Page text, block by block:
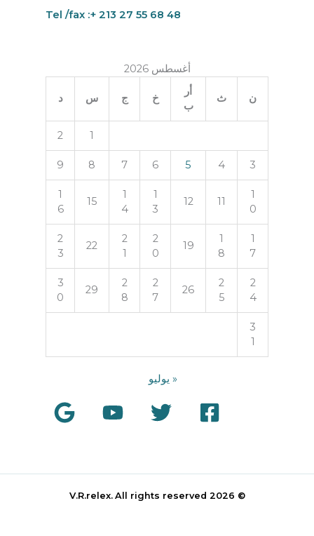
Tel /fax :+ 213 27 55 68 48
أغسطس 2026
ن ث
أر
ب
خ ج س د
1
2
3
4
5
6
7
8
9
1
0
11
12
1
3
1
4
15
1
6
1
7
1
8
19
2
0
2
1
22
2
3
2
4
2
5
26
2
7
2
8
29
3
0
3
1
« يوليو
© 2026 V.R.relex.
All rights reserved